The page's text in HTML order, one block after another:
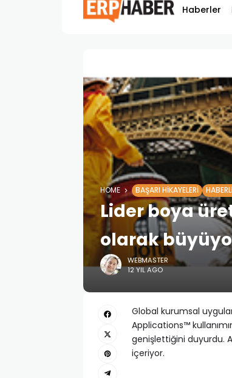
Haberler
HOME BAŞARI HIKAYELERI
Lider boya
olarak
WEBMASTER
12 YIL AGO
Global kurumsal
Applications™
genişlettiğini duyurdu.
içeriyor.